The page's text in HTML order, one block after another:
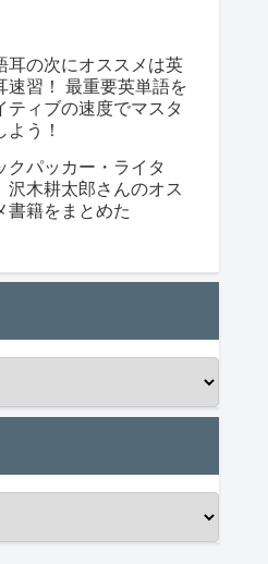
耳の次にオススメは英
速習！ 最重要英単語を
ティブの速度でマスタ
よう！
クパッカー・ライタ
木耕太郎さんのオス
書籍をまとめた